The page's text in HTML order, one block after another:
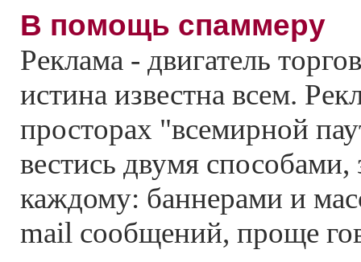
В помощь спаммеру
Реклама - двигатель
истина известна всем.
просторах "всемирной
вестись двумя
каждому: баннерами и
mail сообщений, проще